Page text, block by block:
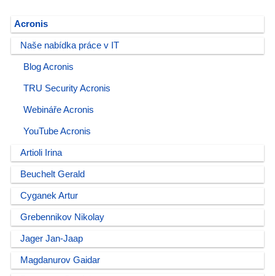
Acronis
Naše nabídka práce v IT
Blog Acronis
TRU Security Acronis
Webináře Acronis
YouTube Acronis
Artioli Irina
Beuchelt Gerald
Cyganek Artur
Grebennikov Nikolay
Jager Jan-Jaap
Magdanurov Gaidar